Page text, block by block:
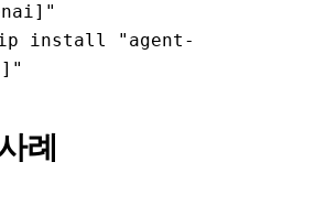
install "agent-
례